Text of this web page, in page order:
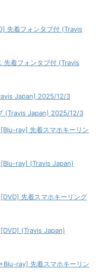
先着フォンタブ付 (Travis
先着フォンタブ付 (Travis
Japan) 2025/12/3
(Travis Japan) 2025/12/3
ray] 先着スマホキーリン
ray] (Travis Japan)
先着スマホキーリング
(Travis Japan)
ray] 先着スマホキーリン